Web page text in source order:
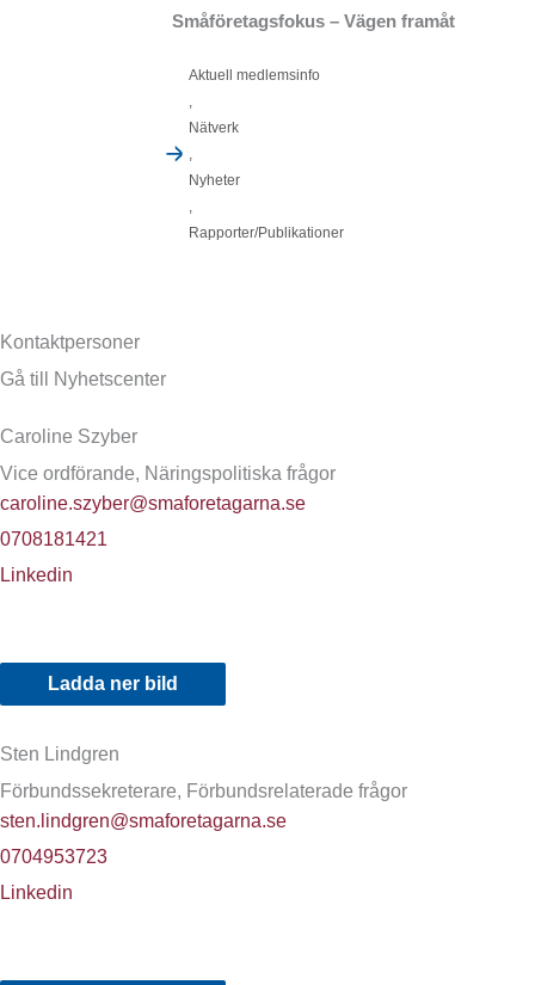
Småföretagsfokus – Vägen framåt
Aktuell medlemsinfo
,
Nätverk
,
Nyheter
,
Rapporter/Publikationer
Kontaktpersoner
Gå till Nyhetscenter
Caroline Szyber
Vice ordförande, Näringspolitiska frågor
caroline.szyber@smaforetagarna.se
0708181421
Linkedin
Ladda ner bild
Sten Lindgren
Förbundssekreterare, Förbundsrelaterade frågor
sten.lindgren@smaforetagarna.se
0704953723
Linkedin